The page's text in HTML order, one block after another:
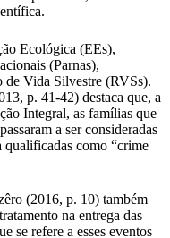
Ecológica (EEs),
(Parnas),
Vida Silvestre (RVSs).
p. 41-42) destaca que, a
Integral, as famílias que
a ser consideradas
qualificadas como “crime
(2016, p. 10) também
na entrega das
se refere a esses eventos